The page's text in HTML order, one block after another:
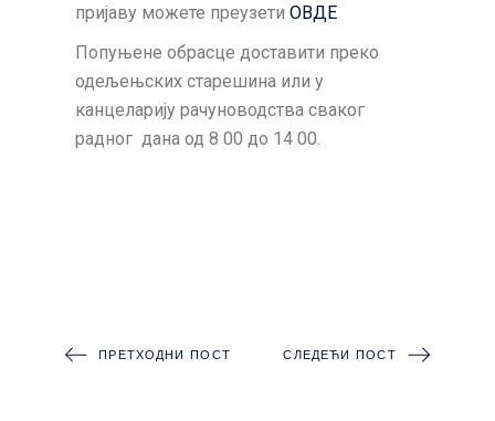
пријаву можете преузетиОВДЕ
Попуњене обрасце доставити преко
одељењских старешина или у
канцеларију рачуноводства сваког
радног дана од 8 00 до 14 00.
ПРЕТХОДНИ ПОСТ СЛЕДЕЋИ ПОСТ